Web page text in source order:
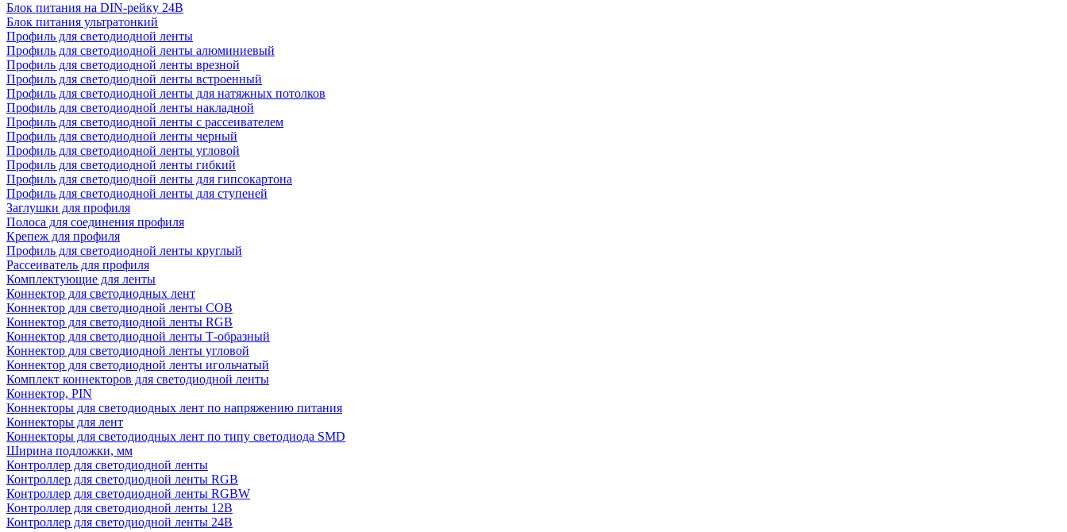
Блок питания на DIN-рейку 24В
Блок питания ультратонкий
Профиль для светодиодной ленты
Профиль для светодиодной ленты алюминиевый
Профиль для светодиодной ленты врезной
Профиль для светодиодной ленты встроенный
Профиль для светодиодной ленты для натяжных потолков
Профиль для светодиодной ленты накладной
Профиль для светодиодной ленты с рассеивателем
Профиль для светодиодной ленты черный
Профиль для светодиодной ленты угловой
Профиль для светодиодной ленты гибкий
Профиль для светодиодной ленты для гипсокартона
Профиль для светодиодной ленты для ступеней
Заглушки для профиля
Полоса для соединения профиля
Крепеж для профиля
Профиль для светодиодной ленты круглый
Рассеиватель для профиля
Комплектующие для ленты
Коннектор для светодиодных лент
Коннектор для светодиодной ленты COB
Коннектор для светодиодной ленты RGB
Коннектор для светодиодной ленты Т-образный
Коннектор для светодиодной ленты угловой
Коннектор для светодиодной ленты игольчатый
Комплект коннекторов для светодиодной ленты
Коннектор, PIN
Коннекторы для светодиодных лент по напряжению питания
Коннекторы для лент
Коннекторы для светодиодных лент по типу светодиода SMD
Ширина подложки, мм
Контроллер для светодиодной ленты
Контроллер для светодиодной ленты RGB
Контроллер для светодиодной ленты RGBW
Контроллер для светодиодной ленты 12В
Контроллер для светодиодной ленты 24В